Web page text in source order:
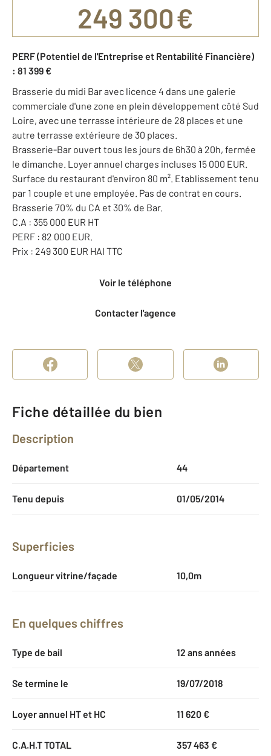
249 300 €
PERF (Potentiel de l'Entreprise et Rentabilité Financière)
: 81 399 €
Brasserie du midi Bar avec licence 4 dans une galerie
commerciale d'une zone en plein développement côté Sud
Loire, avec une terrasse intérieure de 28 places et une
autre terrasse extérieure de 30 places.
Brasserie-Bar ouvert tous les jours de 6h30 à 20h, fermée
le dimanche. Loyer annuel charges incluses 15 000 EUR.
Surface du restaurant d'environ 80 m². Etablissement tenu
par 1 couple et une employée. Pas de contrat en cours.
Brasserie 70% du CA et 30% de Bar.
C.A : 355 000 EUR HT
PERF : 82 000 EUR.
Prix : 249 300 EUR HAI TTC
Voir le téléphone
Contacter l'agence
Fiche détaillée du bien
Description
Département 44
Tenu depuis 01/05/2014
Superficies
Longueur vitrine/façade 10,0m
En quelques chiffres
Type de bail 12 ans années
Se termine le 19/07/2018
Loyer annuel HT et HC 11 620 €
C.A.H.T TOTAL 357 463 €